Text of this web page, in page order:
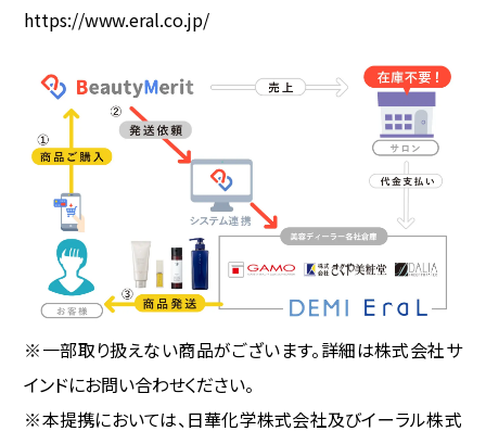
https://www.eral.co.jp/
※一部取り扱えない商品がございます。詳細は株式会社サ
インドにお問い合わせください。
※本提携においては、日華化学株式会社及びイーラル株式